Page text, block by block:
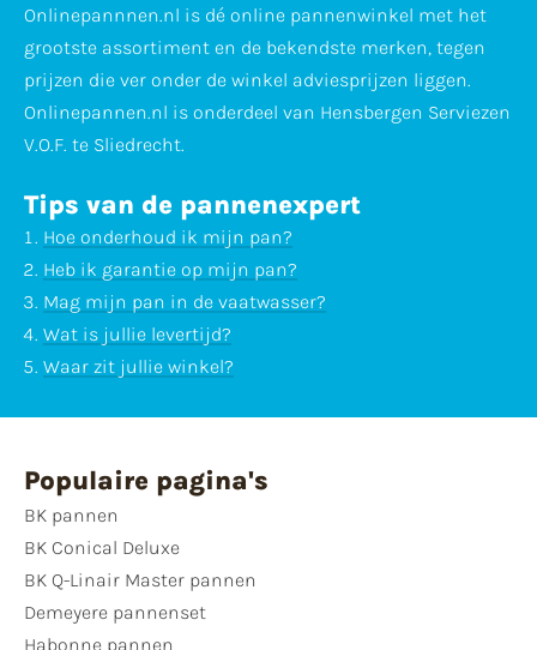
Onlinepannnen.nl is dé online pannenwinkel met het
grootste assortiment en de bekendste merken, tegen
prijzen die ver onder de winkel adviesprijzen liggen.
Onlinepannen.nl is onderdeel van Hensbergen Serviezen
V.O.F. te Sliedrecht.
Tips van de pannenexpert
Hoe onderhoud ik mijn pan?
Heb ik garantie op mijn pan?
Mag mijn pan in de vaatwasser?
Wat is jullie levertijd?
Waar zit jullie winkel?
Populaire pagina's
BK pannen
BK Conical Deluxe
BK Q-Linair Master pannen
Demeyere pannenset
Habonne pannen